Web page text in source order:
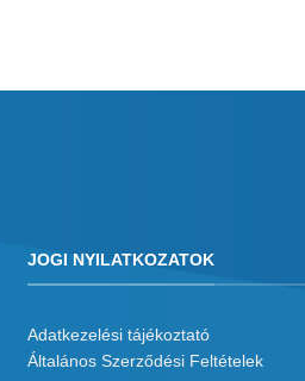
JOGI NYILATKOZATOK
Adatkezelési tájékoztató
Általános Szerződési Feltételek